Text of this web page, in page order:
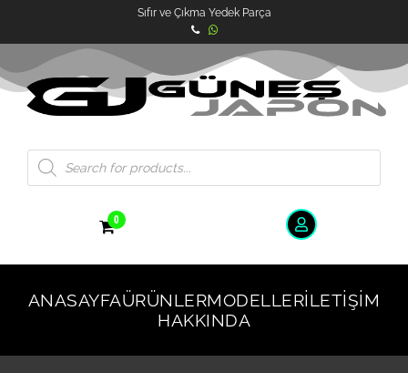
Sıfır ve Çıkma Yedek Parça
0
ANASAYFAÜRÜNLERMODELLERİLETIŞIM
HAKKINDA